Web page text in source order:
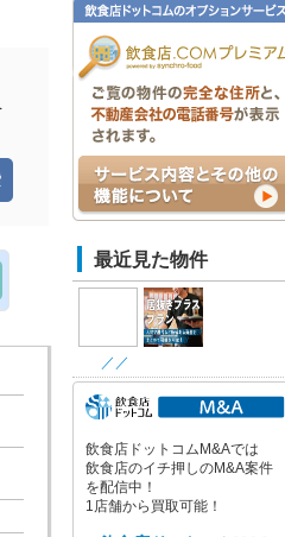
最近見た物件
／ ／
飲食店ドットコムM&Aでは
飲食店のイチ押しのM&A案件
を配信中！
1店舗から買取可能！